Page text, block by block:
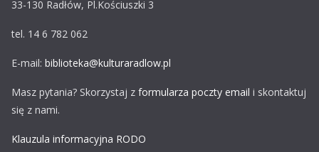
33-130 Radłów, Pl.Kościuszki 3
tel. 14 6 782 062
E-mail: biblioteka@kulturaradlow.pl
Masz pytania? Skorzystaj z formularza poczty email i skontaktuj
się z nami.
Klauzula informacyjna RODO